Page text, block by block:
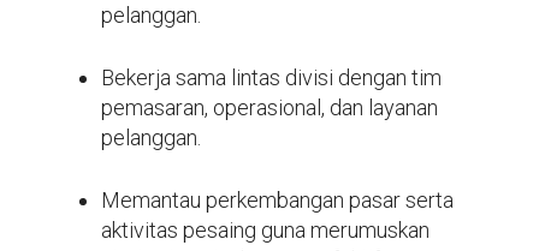
pelanggan.
Bekerja sama lintas divisi dengan tim
pemasaran, operasional, dan layanan
pelanggan.
Memantau perkembangan pasar serta
aktivitas pesaing guna merumuskan